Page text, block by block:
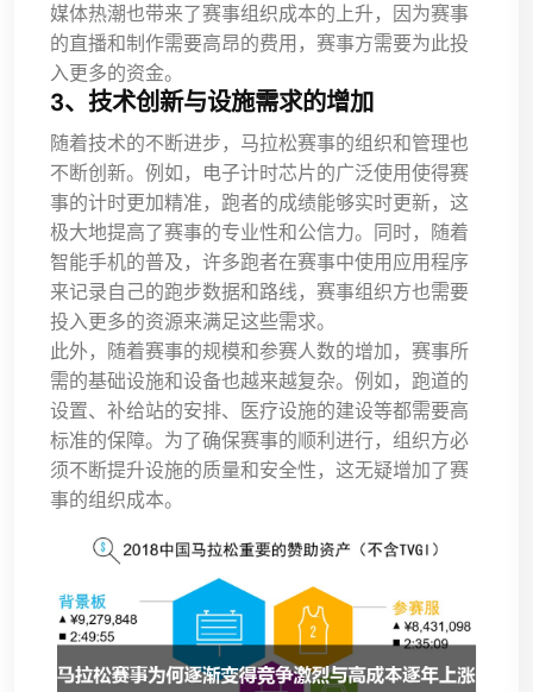
媒体热潮也带来了赛事组织成本的上升，因为赛事
的直播和制作需要高昂的费用，赛事方需要为此投
入更多的资金。
3、技术创新与设施需求的增加
随着技术的不断进步，马拉松赛事的组织和管理也
不断创新。例如，电子计时芯片的广泛使用使得赛
事的计时更加精准，跑者的成绩能够实时更新，这
极大地提高了赛事的专业性和公信力。同时，随着
智能手机的普及，许多跑者在赛事中使用应用程序
来记录自己的跑步数据和路线，赛事组织方也需要
投入更多的资源来满足这些需求。
此外，随着赛事的规模和参赛人数的增加，赛事所
需的基础设施和设备也越来越复杂。例如，跑道的
设置、补给站的安排、医疗设施的建设等都需要高
标准的保障。为了确保赛事的顺利进行，组织方必
须不断提升设施的质量和安全性，这无疑增加了赛
事的组织成本。